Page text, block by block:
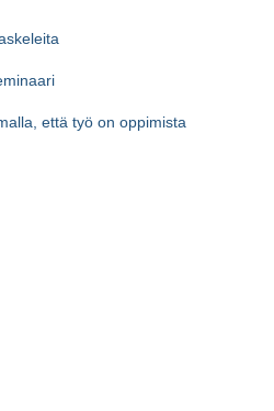
että työ on oppimista